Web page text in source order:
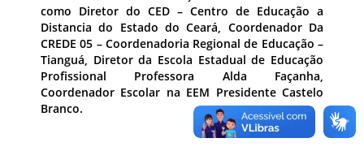
como Diretor do CED – Centro de Educação a
Distancia do Estado do Ceará, Coordenador Da
CREDE 05 – Coordenadoria Regional de Educação –
Tianguá, Diretor da Escola Estadual de Educação
Profissional Professora Alda Façanha,
Coordenador Escolar na EEM Presidente Castelo
Branco.